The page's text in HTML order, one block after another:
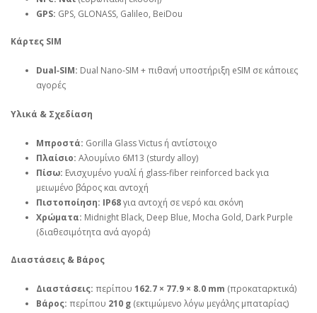
GPS: GPS, GLONASS, Galileo, BeiDou
Κάρτες SIM
Dual‑SIM: Dual Nano‑SIM + πιθανή υποστήριξη eSIM σε κάποιες
αγορές
Υλικά & Σχεδίαση
Μπροστά: Gorilla Glass Victus ή αντίστοιχο
Πλαίσιο: Αλουμίνιο 6M13 (sturdy alloy)
Πίσω: Ενισχυμένο γυαλί ή glass‑fiber reinforced back για
μειωμένο βάρος και αντοχή
Πιστοποίηση: IP68για αντοχή σε νερό και σκόνη
Χρώματα: Midnight Black, Deep Blue, Mocha Gold, Dark Purple
(διαθεσιμότητα ανά αγορά)
Διαστάσεις & Βάρος
Διαστάσεις: περίπου 162.7 × 77.9 × 8.0 mm (προκαταρκτικά)
Βάρος: περίπου 210 g (εκτιμώμενο λόγω μεγάλης μπαταρίας)